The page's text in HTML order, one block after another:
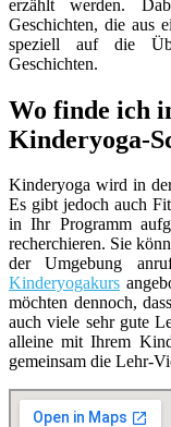
erzählt werden.
Geschichten, die aus
speziell auf die
Geschichten.
Wo finde ich
Kinderyoga-
Kinderyoga wird in
Es gibt jedoch auch
in Ihr Programm
recherchieren. Sie
der Umgebung
Kinderyogakurs
möchten dennoch,
auch viele sehr gute
alleine mit Ihrem
gemeinsam die Lehr-